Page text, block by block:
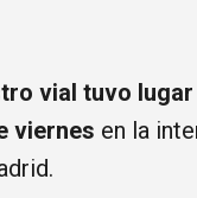
vial tuvo
viernes en la